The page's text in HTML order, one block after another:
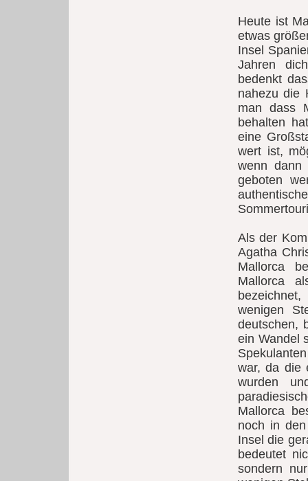
Heute ist
etwas
Insel
Jahren
bedenkt
nahezu die
man dass
behalten
eine
wert ist,
wenn dann
geboten
Als der
Agatha
Mallorca
Mallorca
wenigen
deutschen,
ein Wandel
war, da die
wurden
Mallorca
noch in
Insel die
bedeutet
sondern